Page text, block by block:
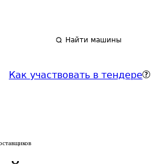
Найти машины
Как участвовать в тендере